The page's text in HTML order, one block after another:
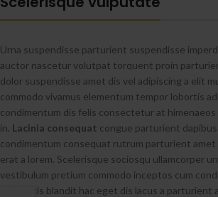
Urna suspendisse parturient suspendisse
auctor nascetur volutpat torquent proin
dolor suspendisse amet dis vel adipiscing a elit
commodo vivamus elementum tempor lobortis
condimentum dis felis consectetur at
in. Lacinia consequat congue parturient dapibus
condimentum consequat rutrum parturient amet
erat a lorem. Scelerisque sociosqu ullamcorper
vestibulum pretium commodo inceptos cum
venenatis blandit hac eget dis lacus a parturient